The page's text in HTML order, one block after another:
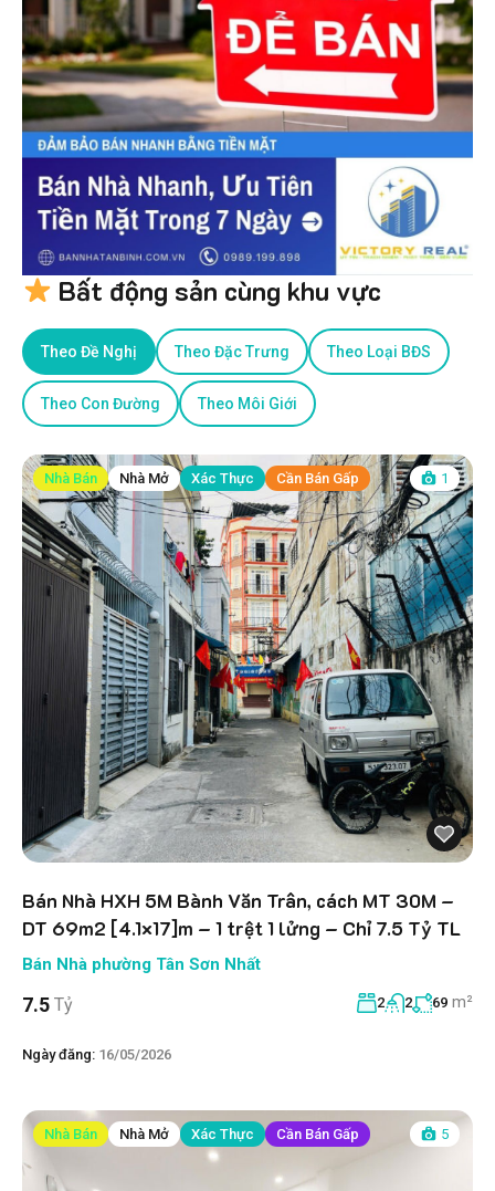
Bất động sản cùng khu vực
Theo Đề Nghị Theo Đặc Trưng Theo Loại BĐS
Theo Con Đường Theo Môi Giới
Nhà Bán Nhà Mở Xác Thực Cần Bán Gấp 1
Bán Nhà HXH 5M Bành Văn Trân, cách MT 30M –
DT 69m2 [4.1×17]m – 1 trệt 1 lửng – Chỉ 7.5 Tỷ TL
Bán Nhà phường Tân Sơn Nhất
7.5 Tỷ 2 2 69 m²
Ngày đăng: 16/05/2026
Nhà Bán Nhà Mở Xác Thực Cần Bán Gấp 5